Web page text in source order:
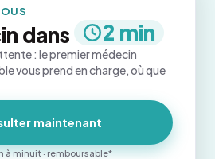
dans 2 min
: le premier médecin
vous prend en charge, où que
maintenant
à minuit · remboursable*